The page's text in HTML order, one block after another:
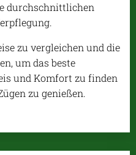
durchschnittlichen
zu vergleichen und die
um das beste
und Komfort zu finden
zu genießen.